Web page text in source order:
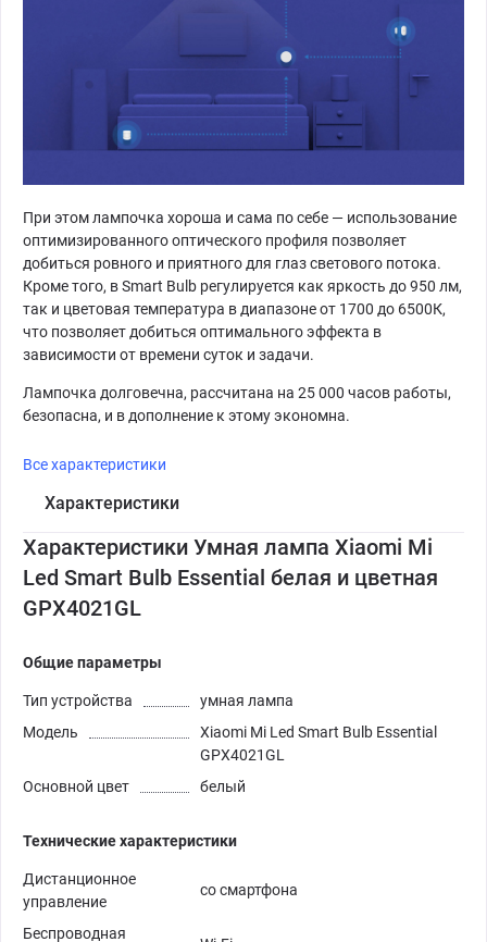
При этом лампочка хороша и сама по себе — использование
оптимизированного оптического профиля позволяет
добиться ровного и приятного для глаз светового потока.
Кроме того, в Smart Bulb регулируется как яркость до 950 лм,
так и цветовая температура в диапазоне от 1700 до 6500К,
что позволяет добиться оптимального эффекта в
зависимости от времени суток и задачи.
Лампочка долговечна, рассчитана на 25 000 часов работы,
безопасна, и в дополнение к этому экономна.
Все характеристики
Характеристики
Характеристики Умная лампа Xiaomi Mi
Led Smart Bulb Essential белая и цветная
GPX4021GL
Общие параметры
Тип устройства
умная лампа
Модель
Xiaomi Mi Led Smart Bulb Essential
GPX4021GL
Основной цвет
белый
Технические характеристики
Дистанционное
управление
со смартфона
Беспроводная